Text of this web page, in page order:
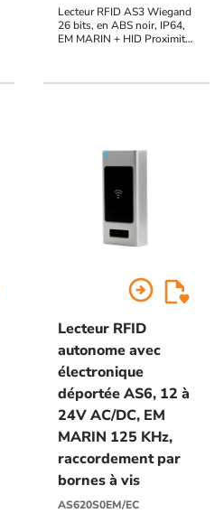
Lecteur RFID AS3 Wiegand
26 bits, en ABS noir, IP64,
EM MARIN + HID Proximity
Ultralight) 13,56 MHz,
arrow_circle_right
Lecteur RFID
autonome avec
électronique
déportée AS6, 12 à
24V AC/DC, EM
MARIN 125 KHz,
raccordement par
bornes à vis
AS620S0EM/EC